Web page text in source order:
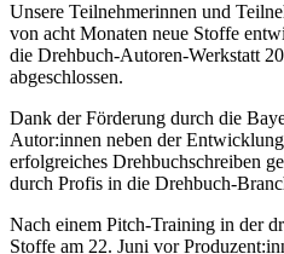
Unsere Teilnehmerinnen und
von acht Monaten neue Stoffe
die Drehbuch-Autoren-Werkstatt
abgeschlossen.
Dank der Förderung durch die
Autor:innen neben der
erfolgreiches Drehbuchschreiben
durch Profis in die Drehbuch-
Nach einem Pitch-Training in der
Stoffe am 22. Juni vor